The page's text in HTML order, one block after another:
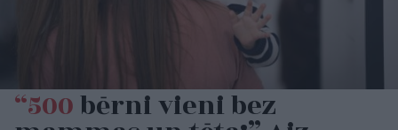
“500bērni vieni bez